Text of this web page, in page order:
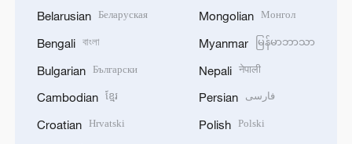
Belarusian Беларуская
Bengali বাংলা
Bulgarian Български
Cambodian ខ្មែរ
Croatian Hrvatski
Mongolian Монгол
Myanmar မြန်မာဘာသာ
Nepali नेपाली
Persian فارسی
Polish Polski